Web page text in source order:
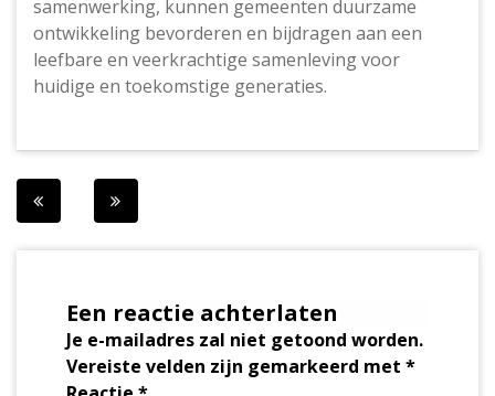
samenwerking, kunnen gemeenten duurzame
ontwikkeling bevorderen en bijdragen aan een
leefbare en veerkrachtige samenleving voor
huidige en toekomstige generaties.
Berichtnavigatie
Een reactie achterlaten
Je e-mailadres zal niet getoond worden.
Vereiste velden zijn gemarkeerd met *